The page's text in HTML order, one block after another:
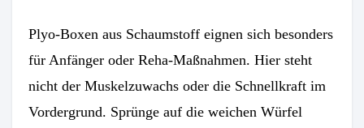
Plyo-Boxen aus Schaumstoff eignen sich besonders
für Anfänger oder Reha-Maßnahmen. Hier steht
nicht der Muskelzuwachs oder die Schnellkraft im
Vordergrund. Sprünge auf die weichen Würfel